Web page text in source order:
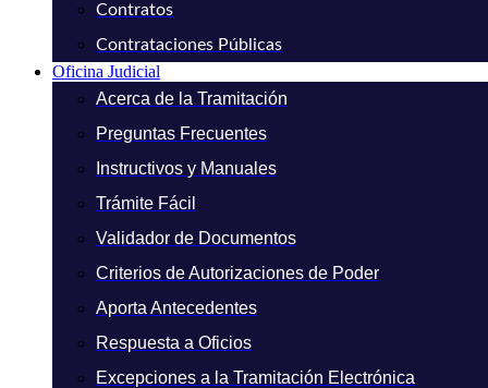
Contratos
Contrataciones Públicas
Oficina Judicial
Acerca de la Tramitación
Preguntas Frecuentes
Instructivos y Manuales
Trámite Fácil
Validador de Documentos
Criterios de Autorizaciones de Poder
Aporta Antecedentes
Respuesta a Oficios
Excepciones a la Tramitación Electrónica